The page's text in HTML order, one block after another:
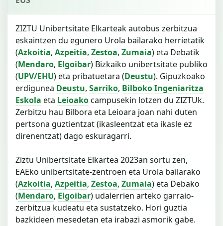
ZIZTU Unibertsitate Elkarteak autobus zerbitzua
eskaintzen du egunero Urola bailarako herrietatik
(Azkoitia, Azpeitia, Zestoa, Zumaia) eta Debatik
(Mendaro, Elgoibar) Bizkaiko unibertsitate publiko
(UPV/EHU) eta pribatuetara (Deustu). Gipuzkoako
erdigunea Deustu, Sarriko, Bilboko Ingeniaritza
Eskola eta Leioakocampusekin lotzen du ZIZTUk.
Zerbitzu hau Bilbora eta Leioara joan nahi duten
pertsona guztientzat (ikasleentzat eta ikasle ez
direnentzat) dago eskuragarri.
Ziztu Unibertsitate Elkartea 2023an sortu zen,
EAEko unibertsitate-zentroen eta Urola bailarako
(Azkoitia, Azpeitia, Zestoa, Zumaia) eta Debako
(Mendaro, Elgoibar) udalerrien arteko garraio-
zerbitzua kudeatu eta sustatzeko. Hori guztia
bazkideen mesedetan eta irabazi asmorik gabe.